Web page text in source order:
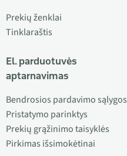
Prekių ženklai
Tinklaraštis
El. parduotuvės
aptarnavimas
Bendrosios pardavimo sąlygos
Pristatymo parinktys
Prekių grąžinimo taisyklės
Pirkimas išsimokėtinai